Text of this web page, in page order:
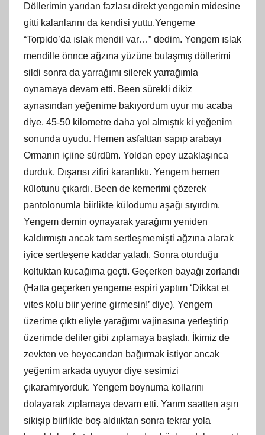
Döllerimin yarıdan fazlası direkt yengemin midesine
gitti kalanlarını da kendisi yuttu.Yengeme
“Torpido’da ıslak mendil var…” dedim. Yengem ıslak
mendille önnce ağzına yüzüne bulaşmış döllerimi
sildi sonra da yarrağımı silerek yarrağımla
oynamaya devam etti. Been sürekli dikiz
aynasından yeğenime bakıyordum uyur mu acaba
diye. 45-50 kilometre daha yol almıştık ki yeğenim
sonunda uyudu. Hemen asfalttan sapıp arabayı
Ormanın içiine sürdüm. Yoldan epey uzaklaşınca
durduk. Dışarısı zifiri karanlıktı. Yengem hemen
külotunu çıkardı. Been de kemerimi çözerek
pantolonumla biirlikte külodumu aşağı sıyırdım.
Yengem demin oynayarak yarağımı yeniden
kaldırmıştı ancak tam sertleşmemişti ağzına alarak
iyice sertleşene kaddar yaladı. Sonra oturduğu
koltuktan kucağıma geçti. Geçerken bayağı zorlandı
(Hatta geçerken yengeme espiri yaptım ‘Dikkat et
vites kolu biir yerine girmesin!’ diye). Yengem
üzerime çıktı eliyle yarağımı vajinasına yerleştirip
üzerimde deliler gibi zıplamaya başladı. İkimiz de
zevkten ve heyecandan bağırmak istiyor ancak
yeğenim arkada uyuyor diye sesimizi
çıkaramıyorduk. Yengem boynuma kollarını
dolayarak zıplamaya devam etti. Yarım saatten aşırı
sikişip biirlikte boş aldııktan sonra tekrar yola